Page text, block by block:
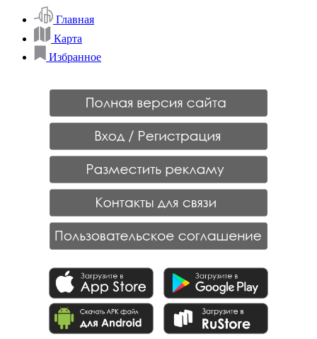
Главная
Карта
Избранное